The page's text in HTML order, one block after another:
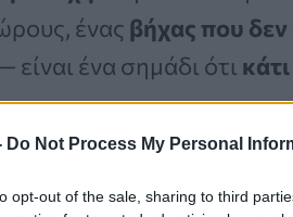
Do Not Process My Personal
opt-out of the sale, sharing to third
ένας βήχας που
ένα σημάδι ότι κάτι